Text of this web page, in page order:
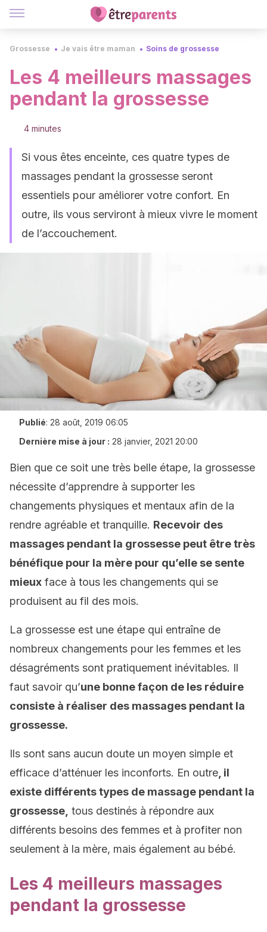
Grossesse Je vais être maman Soins de grossesse
Les 4 meilleurs massages
pendant la grossesse
4 minutes
Si vous êtes enceinte, ces quatre types de
massages pendant la grossesse seront
essentiels pour améliorer votre confort. En
outre, ils vous serviront à mieux vivre le moment
de l’accouchement.
Publié: 28 août, 2019 06:05
Dernière mise à jour : 28 janvier, 2021 20:00
Bien que ce soit une très belle étape, la grossesse
nécessite d’apprendre à supporter les
changements physiques et mentaux afin de la
rendre agréable et tranquille. Recevoir des
massages pendant la grossesse peut être très
bénéfique pour la mère pour qu’elle se sente
mieux face à tous les changements qui se
produisent au fil des mois.
La grossesse est une étape qui entraîne de
nombreux changements pour les femmes et les
désagréments sont pratiquement inévitables. Il
faut savoir qu’une bonne façon de les réduire
consiste à réaliser des massages pendant la
grossesse.
Ils sont sans aucun doute un moyen simple et
efficace d’atténuer les inconforts. En outre , il
existe différents types de massage pendant la
grossesse, tous destinés à répondre aux
différents besoins des femmes et à profiter non
seulement à la mère, mais également au bébé.
Les 4 meilleurs massages
pendant la grossesse